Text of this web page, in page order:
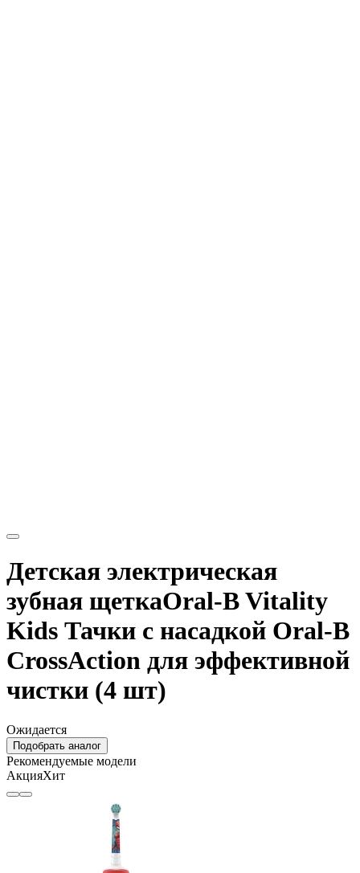
Детская электрическая
зубная щеткаOral-B Vitality
Kids Тачки с насадкой Oral-B
CrossAction для эффективной
чистки (4 шт)
Ожидается
Подобрать аналог
Рекомендуемые модели
АкцияХит